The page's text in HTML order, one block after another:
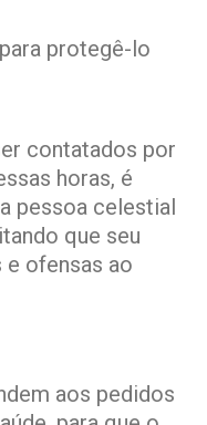
protegê-lo
contatados por
horas, é
pessoa celestial
que seu
ofensas ao
aos pedidos